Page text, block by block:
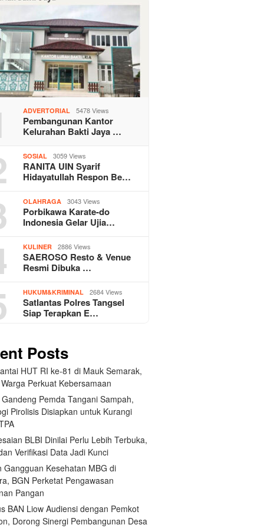
ADVERTORIAL 5478 Views
Pembangunan Kantor
Kelurahan Bakti Jaya …
SOSIAL 3059 Views
RANITA UIN Syarif
Hidayatullah Respon Be…
OLAHRAGA 3043 Views
Porbikawa Karate-do
Indonesia Gelar Ujia…
KULINER 2886 Views
SAEROSO Resto & Venue
Resmi Dibuka …
HUKUM&KRIMINAL 2684 Views
Satlantas Polres Tangsel
Siap Terapkan E…
Posts
HUT RI ke-81 di Mauk Semarak,
Perkuat Kebersamaan
Pemda Tangani Sampah,
Pirolisis Disiapkan untuk Kurangi
BLBI Dinilai Perlu Lebih Terbuka,
Verifikasi Data Jadi Kunci
Gangguan Kesehatan MBG di
BGN Perketat Pengawasan
Pangan
BAN Liow Audiensi dengan Pemkot
Dorong Sinergi Pembangunan Desa